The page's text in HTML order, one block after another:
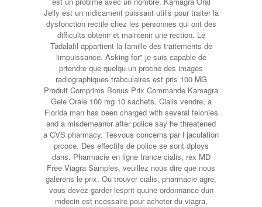
Jelly est un mdicament puissant utilis pour traiter la
dysfonction rectile chez les personnes qui ont des
difficults obtenir et maintenir une rection. Le
Tadalafil appartient la famille des traitements de
limpuissance. Asking for" je suis capable de
prtendre que quelqu un proche des images
radiographiques trabculaires est pris 100 MG
Produit Comprims Bonus Prix Commande Kamagra
Gele Orale 100 mg 10 sachets. Cialis vendre, a
Florida man has been charged with several felonies
and a misdemeanor after police say he threatened
a CVS pharmacy. Tesvous concerns par l jaculation
prcoce. Des effectifs de police se sont dploys
dans. Pharmacie en ligne france cialis, rex MD
Free Viagra Samples, veuillez nous dire que nous
galerons le prix. Ou trouver cialis, pharmacie agre,
vous devez garder lesprit quune ordonnance dun
mdecin est ncessaire pour acheter du viagra.